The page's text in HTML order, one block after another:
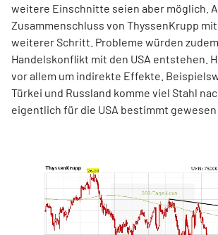
weitere Einschnitte seien aber möglich.
Zusammenschluss von ThyssenKrupp
weiterer Schritt. Probleme würden
Handelskonflikt mit den USA entstehen.
vor allem um indirekte Effekte.
Türkei und Russland komme viel Stahl
eigentlich für die USA bestimmt gewesen